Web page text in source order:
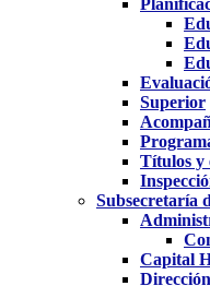
Superior
Títulos y
Subsecretaría
Capital